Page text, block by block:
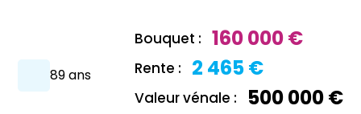
89 ans
Bouquet : 160 000 €
Rente : 2 465 €
Valeur vénale : 500 000 €